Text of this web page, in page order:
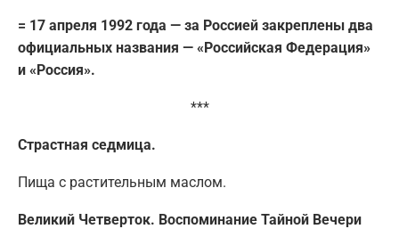
= 17 апреля 1992 года — за Россией закреплены два
официальных названия — «Российская Федерация»
и «Россия».
***
Страстная седмица.
Пища с растительным маслом.
Великий Четверток. Воспоминание Тайной Вечери